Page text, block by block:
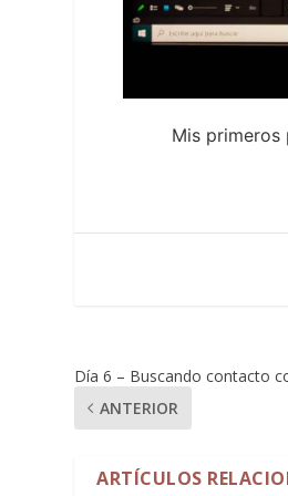
Mis
Día 6 – Buscando contacto
ANTERIOR
ARTÍCULOS